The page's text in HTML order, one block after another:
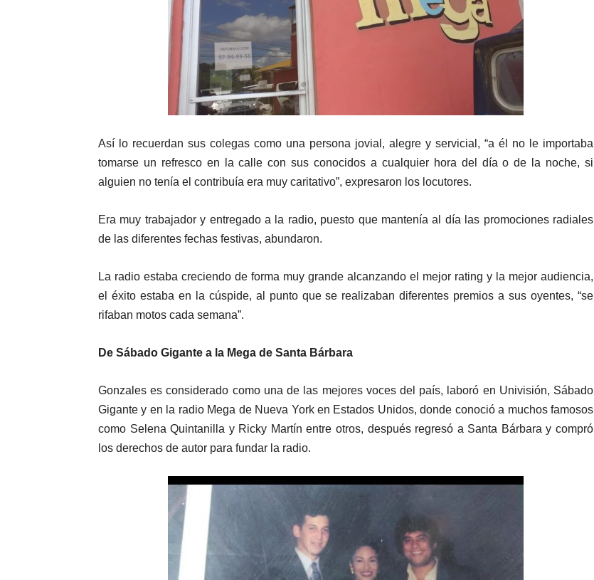
Así lo recuerdan sus colegas como una persona jovial, alegre y servicial, “a él no le importaba
tomarse un refresco en la calle con sus conocidos a cualquier hora del día o de la noche, si
alguien no tenía el contribuía era muy caritativo”, expresaron los locutores.
Era muy trabajador y entregado a la radio, puesto que mantenía al día las promociones radiales
de las diferentes fechas festivas, abundaron.
La radio estaba creciendo de forma muy grande alcanzando el mejor rating y la mejor audiencia,
el éxito estaba en la cúspide, al punto que se realizaban diferentes premios a sus oyentes, “se
rifaban motos cada semana”.
De Sábado Gigante a la Mega de Santa Bárbara
Gonzales es considerado como una de las mejores voces del país, laboró en Univisión, Sábado
Gigante y en la radio Mega de Nueva York en Estados Unidos, donde conoció a muchos famosos
como Selena Quintanilla y Ricky Martín entre otros, después regresó a Santa Bárbara y compró
los derechos de autor para fundar la radio.